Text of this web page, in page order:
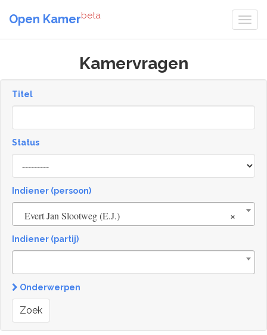
Open Kamerbeta
Kamervragen
Titel
Status
[invalid
name]
Indiener (persoon)
×
Evert Jan Slootweg (E.J.)
Indiener (partij)
Onderwerpen
Zoek